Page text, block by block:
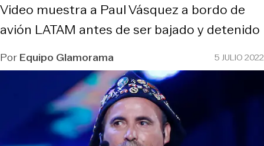
Video muestra a Paul Vásquez a bordo de
avión LATAM antes de ser bajado y detenido
PorEquipo Glamorama 5 JULIO 2022